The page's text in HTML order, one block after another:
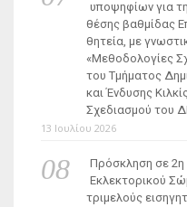
υποψηφίων για
θέσης βαθμίδας
θητεία, με
«Μεθοδολογίες
του Τμήματος
και Ένδυσης
Σχεδιασμού του
13 Ιουλίου 2026
Πρόσκληση σε 2η
Εκλεκτορικού
τριμελούς